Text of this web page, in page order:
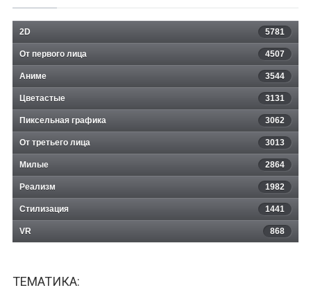
2D 5781
От первого лица 4507
Аниме 3544
Цветастые 3131
Пиксельная графика 3062
От третьего лица 3013
Милые 2864
Реализм 1982
Стилизация 1441
VR 868
ТЕМАТИКА: